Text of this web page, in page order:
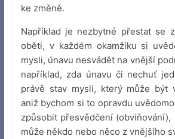
ke změně.
Například je nezbytné přestat se
oběti, v každém okamžiku si
mysli, únavu nesvádět na vnější
například, zda únavu či nechuť
právě stav mysli, který může být
aniž bychom si to opravdu
způsobit přesvědčení (obviňování),
může někdo nebo něco z vnějšího